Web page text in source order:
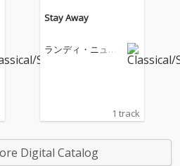
ュースを手掛けた新曲
「I Knew It, I Knew Yo
ル人形のジェシーの
u」は、テイラー・ス
象徴する楽曲でもあ
Stay Away
ランディ・ニュー
1 track
Digital Catalog